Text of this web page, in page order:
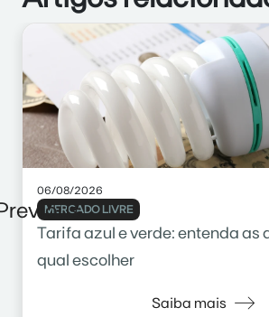
06/08/2026
MERCADO LIVRE
Tarifa azul e verde: entenda as
qual escolher
Saiba mais